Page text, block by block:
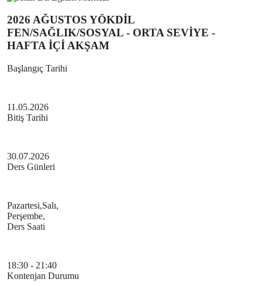
2026 AĞUSTOS YÖKDİL
FEN/SAĞLIK/SOSYAL - ORTA SEVİYE -
HAFTA İÇİ AKŞAM
Başlangıç Tarihi
11.05.2026
Bitiş Tarihi
30.07.2026
Ders Günleri
Pazartesi,Salı,
Perşembe,
Ders Saati
18:30 - 21:40
Kontenjan Durumu